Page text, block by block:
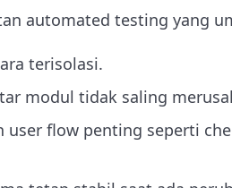
automated testing yang
terisolasi.
modul tidak saling
flow penting seperti